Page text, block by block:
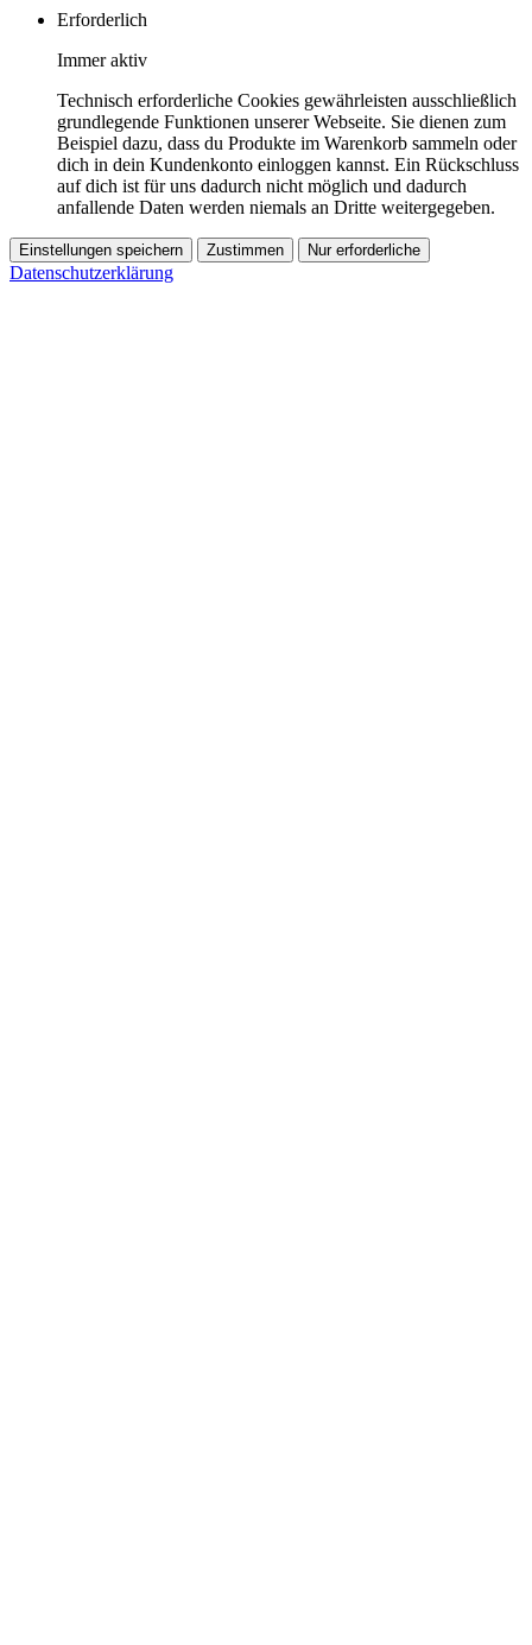
Erforderlich
Immer aktiv
Technisch erforderliche Cookies gewährleisten ausschließlich
grundlegende Funktionen unserer Webseite. Sie dienen zum
Beispiel dazu, dass du Produkte im Warenkorb sammeln oder
dich in dein Kundenkonto einloggen kannst. Ein Rückschluss
auf dich ist für uns dadurch nicht möglich und dadurch
anfallende Daten werden niemals an Dritte weitergegeben.
Einstellungen speichern Zustimmen Nur erforderliche
Datenschutzerklärung